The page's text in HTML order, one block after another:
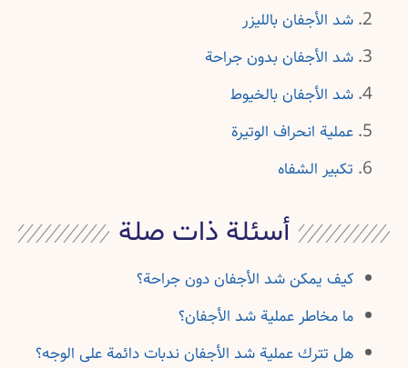
شد الأجفان بالليزر
شد الأجفان بدون جراحة
شد الأجفان بالخيوط
عملية انحراف الوتيرة
تكبير الشفاه
أسئلة ذات صلة
كيف يمكن شد الأجفان دون جراحة؟
ما مخاطر عملية شد الأجفان؟
هل تترك عملية شد الأجفان ندبات دائمة على الوجه؟